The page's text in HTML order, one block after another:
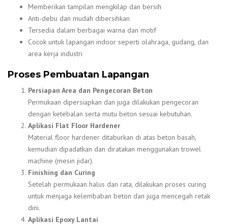
Memberikan tampilan mengkilap dan bersih
Anti-debu dan mudah dibersihkan
Tersedia dalam berbagai warna dan motif
Cocok untuk lapangan indoor seperti olahraga, gudang, dan
area kerja industri
Proses Pembuatan Lapangan
Persiapan Area dan Pengecoran Beton
Permukaan dipersiapkan dan juga dilakukan pengecoran
dengan ketebalan serta mutu beton sesuai kebutuhan.
Aplikasi Flat Floor Hardener
Material floor hardener ditaburkan di atas beton basah,
kemudian dipadatkan dan diratakan menggunakan trowel
machine (mesin jidar).
Finishing dan Curing
Setelah permukaan halus dan rata, dilakukan proses curing
untuk menjaga kelembaban beton dan juga mencegah retak
dini.
Aplikasi Epoxy Lantai